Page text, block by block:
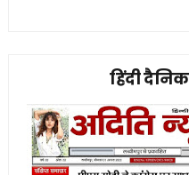
हिंदी